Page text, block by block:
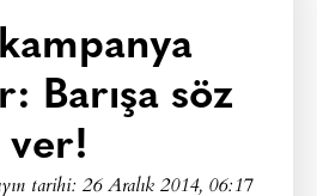
Barışa söz
ver!
tarihi: 26 Aralık 2014, 06:17